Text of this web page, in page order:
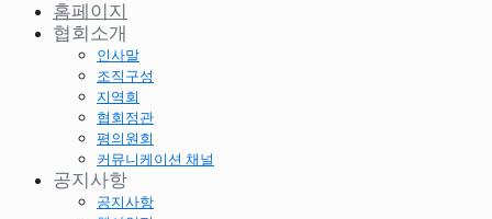
홈페이지
협회소개
인사말
조직구성
지역회
협회정관
평의원회
커뮤니케이션 채널
공지사항
공지사항